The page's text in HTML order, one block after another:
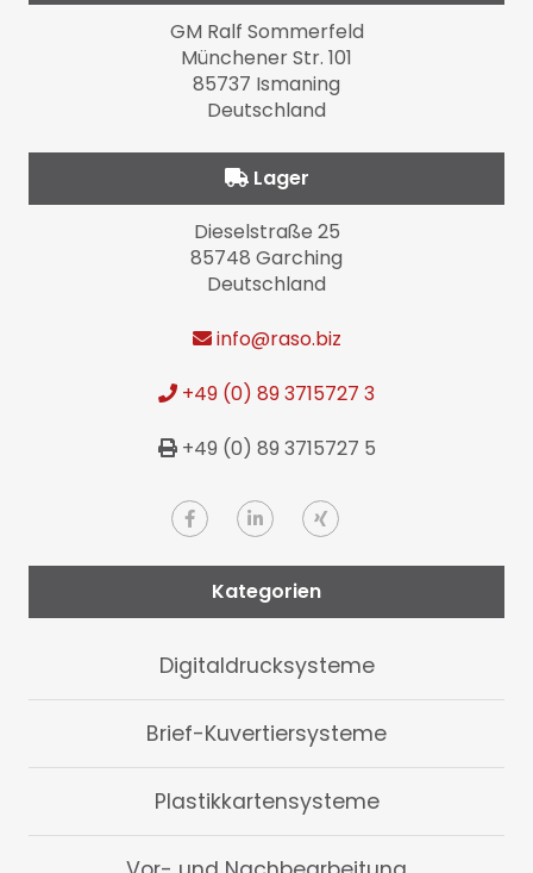
GM Ralf Sommerfeld
Münchener Str. 101
85737 Ismaning
Deutschland
Lager
Dieselstraße 25
85748 Garching
Deutschland
info@raso.biz
+49 (0) 89 3715727 3
+49 (0) 89 3715727 5
Kategorien
Digitaldrucksysteme
Brief-Kuvertiersysteme
Plastikkartensysteme